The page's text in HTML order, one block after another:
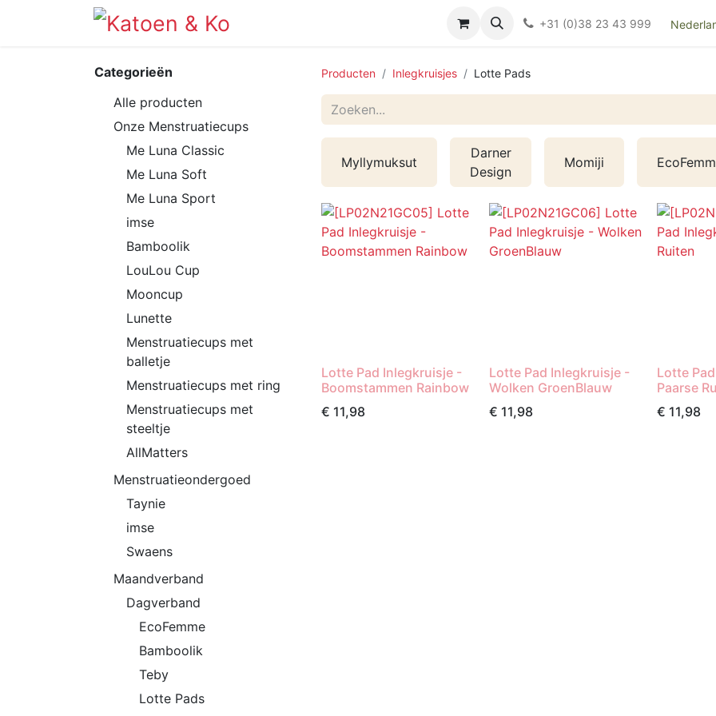
Kieswijzer nacht- en kraamverband
+31 (0)38 23 43 999
Categorieën
Alle producten
Onze Menstruatiecups
Me Luna Classic
Me Luna Soft
Me Luna Sport
imse
Bamboolik
LouLou Cup
Mooncup
Lunette
Menstruatiecups met
balletje
Menstruatiecups met ring
Menstruatiecups met
steeltje
AllMatters
Menstruatieondergoed
Taynie
imse
Swaens
Maandverband
Dagverband
EcoFemme
Bamboolik
Teby
Lotte Pads
Producten Inlegkruisjes Lotte Pads
Myllymuksut
Darner
Design
Momiji
Lotte Pad Inlegkruisje -
Boomstammen Rainbow
€ 11,98
Lotte Pad Inlegkruisje -
Wolken GroenBlauw
€ 11,98
Lotte
Paarse
€ 11,98